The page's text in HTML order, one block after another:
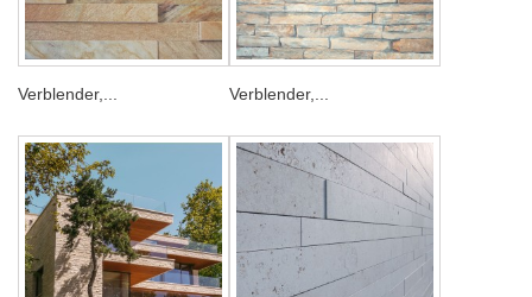
Verblender,... Verblender,...